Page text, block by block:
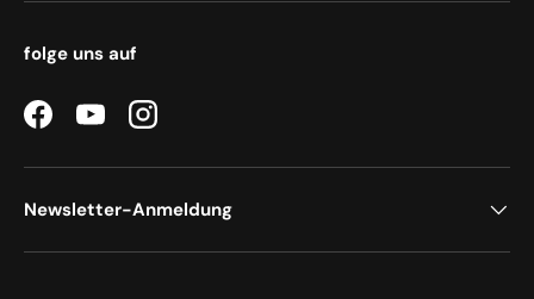
folge uns auf
FacebookYouTubeInstagram
Newsletter-Anmeldung